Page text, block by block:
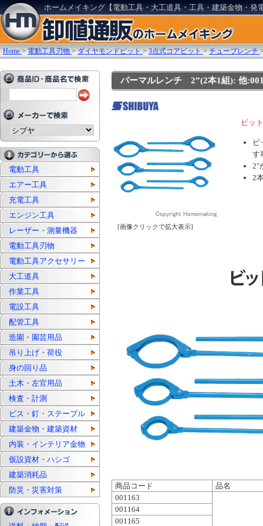
ホームメイキング【電動工具・大工道具・工具・建築金物・発
Home >電動工具刃物 >ダイヤモンドビット >3点式コアビット >チューブレンチ
電動工具
エアー工具
充電工具
エンジン工具
レーザー・測量機器
電動工具刃物
電動工具アクセサリー
大工道具
作業工具
電設工具
配管工具
造園・園芸用品
吊り上げ・荷役
身の回り品
土木・左官用品
検査・計測
ビス・釘・ステープル
建築金物・建築資材
内装・インテリア金物
仮設資材・ハシゴ
建築消耗品
防災・災害対策
パーマルレンチ 2”(2本1組): 他
[画像クリックで拡大表示]
ビッ
ビ
す
2"
2
商品コード
品名
001163
001164
001165